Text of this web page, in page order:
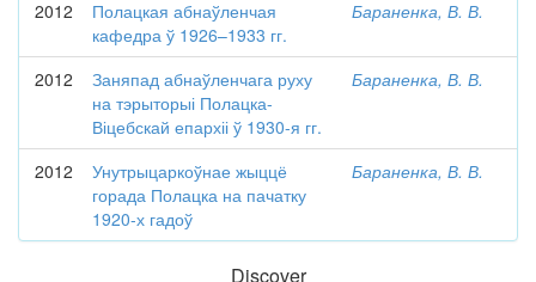
2012
Полацкая абнаўленчая
кафедра ў 1926–1933 гг.
Бараненка, В. В.
2012
Заняпад абнаўленчага руху
на тэрыторыі Полацка-
Віцебскай епархіі ў 1930-я гг.
Бараненка, В. В.
2012
Унутрыцаркоўнае жыццё
горада Полацка на пачатку
1920-х гадоў
Бараненка, В. В.
Discover